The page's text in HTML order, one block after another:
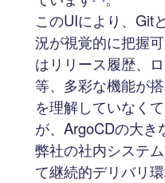
このUIにより、Git
況が視覚的に把握
はリリース履歴、
等、多彩な機能が
を理解していなく
が、ArgoCDの大き
弊社の社内システ
て継続的デリバリ